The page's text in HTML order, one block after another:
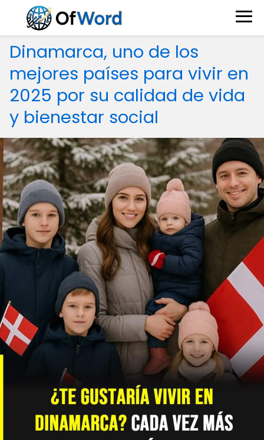
Dinamarca, uno de los
mejores países para vivir en
2025 por su calidad de vida
y bienestar social